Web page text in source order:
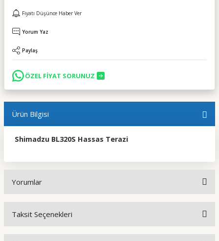
Fiyatı Düşünce Haber Ver
Yorum Yaz
Paylaş
ÖZEL FİYAT SORUNUZ
Ürün Bilgisi
Shimadzu BL320S Hassas Terazi
Yorumlar
Taksit Seçenekleri